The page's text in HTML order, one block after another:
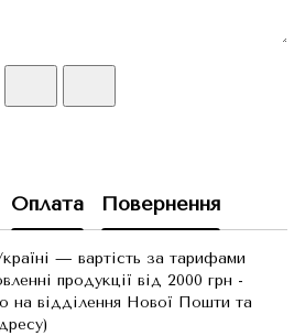
Оплата Повернення
— вартість за тарифами
продукції від 2000 грн -
на відділення Нової Пошти та